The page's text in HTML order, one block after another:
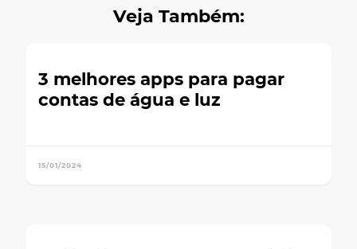
Veja Também:
3 melhores apps para pagar
contas de água e luz
15/01/2024